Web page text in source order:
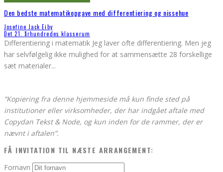
Den bedste matematikopgave med differentiering og nissehue
Josefine Jack Eiby
Det 21. århundredes klasserum
Differentiering i matematik Jeg laver ofte differentiering. Men jeg
har selvfølgelig ikke mulighed for at sammensætte 28 forskellige
sæt materialer...
”Kopiering fra denne hjemmeside må kun finde sted på
institutioner eller virksomheder, der har indgået aftale med
Copydan Tekst & Node, og kun inden for de rammer, der er
nævnt i aftalen”.
FÅ INVITATION TIL NÆSTE ARRANGEMENT:
Fornavn